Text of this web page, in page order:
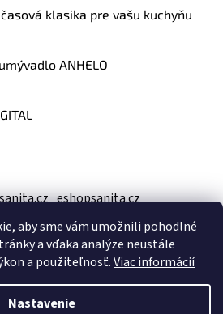
aby sme vám umožnili pohodlné
a vďaka analýze neustále
a použiteľnosť.Viac informácií
Nastavenie
klasika pre vašu kuchyňu
ANHELO
eshopsanita.cz
Vytvoril Shoptet